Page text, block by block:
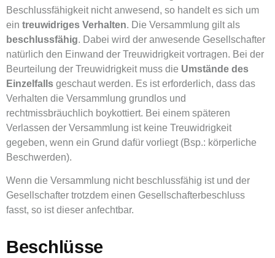
Beschlussfähigkeit nicht anwesend, so handelt es sich um
ein treuwidriges Verhalten. Die Versammlung gilt als
beschlussfähig. Dabei wird der anwesende Gesellschafter
natürlich den Einwand der Treuwidrigkeit vortragen. Bei der
Beurteilung der Treuwidrigkeit muss die Umstände des
Einzelfalls geschaut werden. Es ist erforderlich, dass das
Verhalten die Versammlung grundlos und
rechtmissbräuchlich boykottiert. Bei einem späteren
Verlassen der Versammlung ist keine Treuwidrigkeit
gegeben, wenn ein Grund dafür vorliegt (Bsp.: körperliche
Beschwerden).
Wenn die Versammlung nicht beschlussfähig ist und der
Gesellschafter trotzdem einen Gesellschafterbeschluss
fasst, so ist dieser anfechtbar.
Beschlüsse